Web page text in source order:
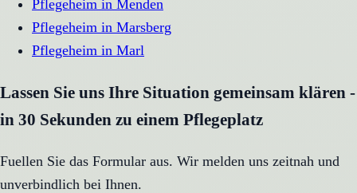
Pflegeheim in Menden
Pflegeheim in Marsberg
Pflegeheim in Marl
Lassen Sie uns Ihre Situation gemeinsam klären -
in 30 Sekunden zu einem Pflegeplatz
Fuellen Sie das Formular aus. Wir melden uns zeitnah und
unverbindlich bei Ihnen.